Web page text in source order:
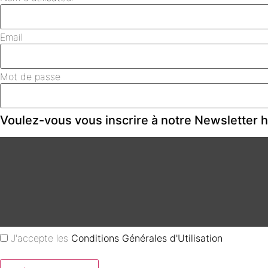
Email
Mot de passe
Voulez-vous vous inscrire à notre Newsletter
J'accepte les Conditions Générales d'Utilisation